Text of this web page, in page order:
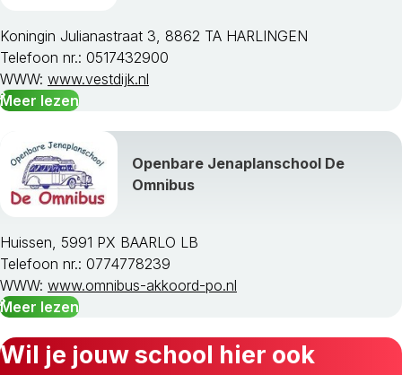
Koningin Julianastraat 3, 8862 TA HARLINGEN
Telefoon nr.: 0517432900
WWW: www.vestdijk.nl
Meer lezen
Openbare Jenaplanschool De
Omnibus
Huissen, 5991 PX BAARLO LB
Telefoon nr.: 0774778239
WWW: www.omnibus-akkoord-po.nl
Meer lezen
Wil je jouw school hier ook